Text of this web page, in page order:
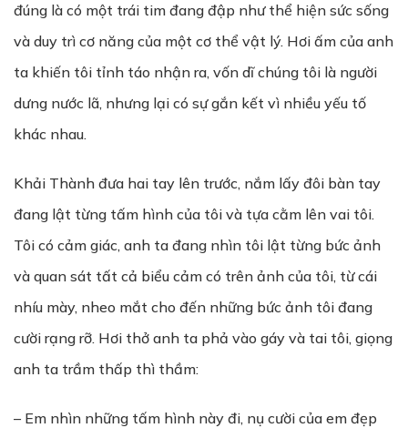
đúng là có một trái tim đang đập như thể hiện sức sống
và duy trì cơ năng của một cơ thể vật lý. Hơi ấm của anh
ta khiến tôi tỉnh táo nhận ra, vốn dĩ chúng tôi là người
dưng nước lã, nhưng lại có sự gắn kết vì nhiều yếu tố
khác nhau.
Khải Thành đưa hai tay lên trước, nắm lấy đôi bàn tay
đang lật từng tấm hình của tôi và tựa cằm lên vai tôi.
Tôi có cảm giác, anh ta đang nhìn tôi lật từng bức ảnh
và quan sát tất cả biểu cảm có trên ảnh của tôi, từ cái
nhíu mày, nheo mắt cho đến những bức ảnh tôi đang
cười rạng rỡ. Hơi thở anh ta phả vào gáy và tai tôi, giọng
anh ta trầm thấp thì thầm:
– Em nhìn những tấm hình này đi, nụ cười của em đẹp